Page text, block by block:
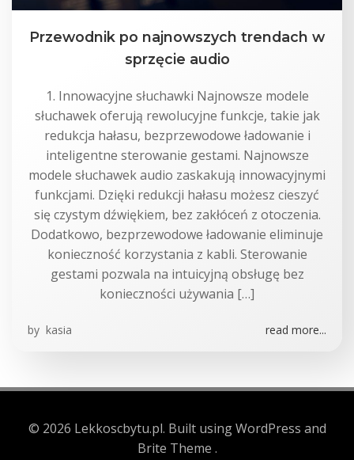
Przewodnik po najnowszych trendach w
sprzęcie audio
1. Innowacyjne słuchawki Najnowsze modele
słuchawek oferują rewolucyjne funkcje, takie jak
redukcja hałasu, bezprzewodowe ładowanie i
inteligentne sterowanie gestami. Najnowsze
modele słuchawek audio zaskakują innowacyjnymi
funkcjami. Dzięki redukcji hałasu możesz cieszyć
się czystym dźwiękiem, bez zakłóceń z otoczenia.
Dodatkowo, bezprzewodowe ładowanie eliminuje
konieczność korzystania z kabli. Sterowanie
gestami pozwala na intuicyjną obsługę bez
konieczności używania […]
by kasia read more...
© 2026 Lekkoscbytu.pl. Built using WordPress and
Brite Theme .